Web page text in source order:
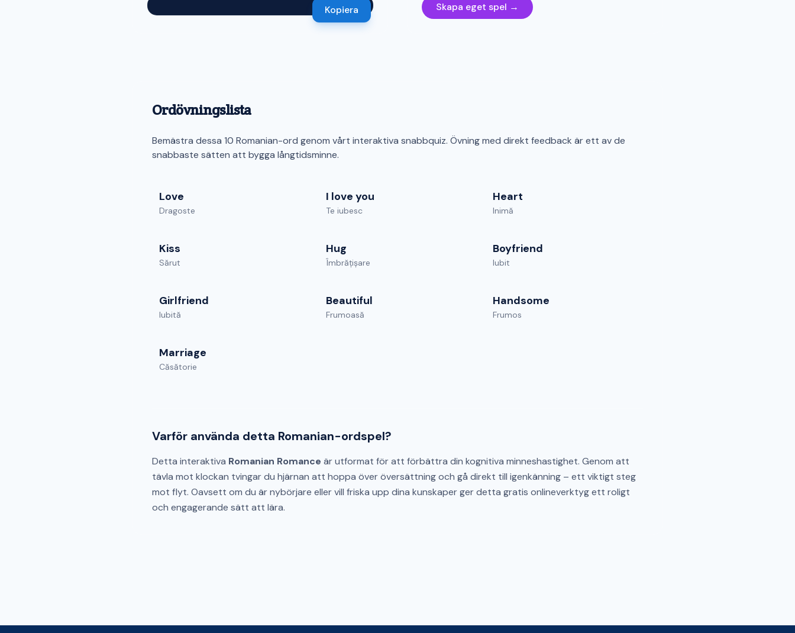
Kopiera Skapa eget spel →
Ordövningslista
Bemästra dessa 10 Romanian-ord genom vårt interaktiva snabbquiz. Övning med direkt feedback är ett av de
snabbaste sätten att bygga långtidsminne.
Love
Dragoste
I love you
Te iubesc
Heart
Inimă
Kiss
Sărut
Hug
Îmbrățișare
Boyfriend
Iubit
Girlfriend
Iubită
Beautiful
Frumoasă
Handsome
Frumos
Marriage
Căsătorie
Varför använda detta Romanian-ordspel?
Detta interaktiva Romanian Romance är utformat för att förbättra din kognitiva minneshastighet. Genom att
tävla mot klockan tvingar du hjärnan att hoppa över översättning och gå direkt till igenkänning – ett viktigt steg
mot flyt. Oavsett om du är nybörjare eller vill friska upp dina kunskaper ger detta gratis onlineverktyg ett roligt
och engagerande sätt att lära.